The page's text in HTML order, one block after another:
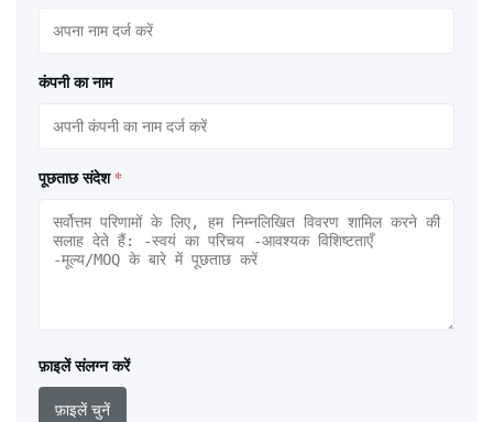
कंपनी का नाम
पूछताछ संदेश *
फ़ाइलें संलग्न करें
फ़ाइलें चुनें